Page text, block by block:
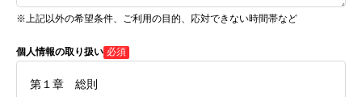
※上記以外の希望条件、ご利用の目的、応対できない時間帯など
個人情報の取り扱い 必須
第１章 総則